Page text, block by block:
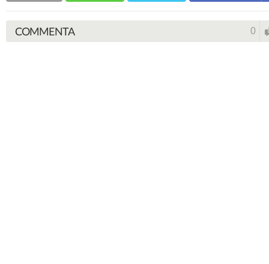
COMMENTA 0